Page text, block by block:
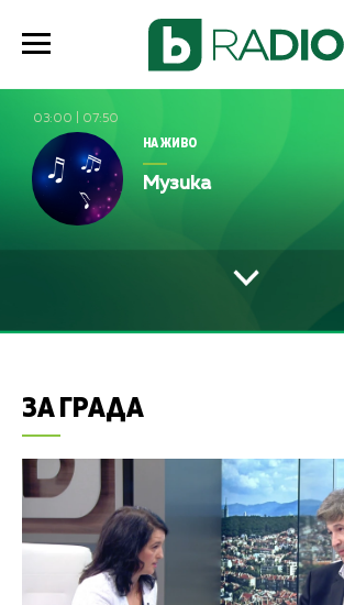
03:00 07:50
НА ЖИВО
Музика
ЗА ГРАДА